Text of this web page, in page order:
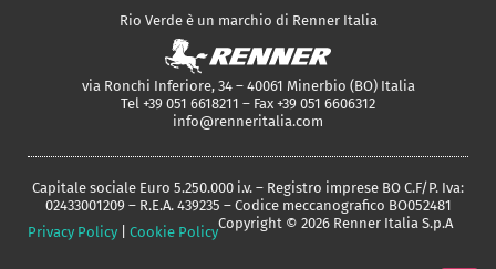
Rio Verde è un marchio di Renner Italia
via Ronchi Inferiore, 34 – 40061 Minerbio (BO) Italia
Tel +39 051 6618211 – Fax +39 051 6606312
info@renneritalia.com
Capitale sociale Euro 5.250.000 i.v. – Registro imprese BO C.F/P. Iva:
02433001209 – R.E.A. 439235 – Codice meccanografico BO052481
Privacy Policy
Cookie Policy
Copyright © 2026 Renner Italia S.p.A